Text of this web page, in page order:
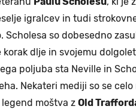
igralcev in tudi
Scholesa so dobesedno
korak dlje in svojemu
poljuba sta Neville in
Nekateri mediji so se
moštva z Old